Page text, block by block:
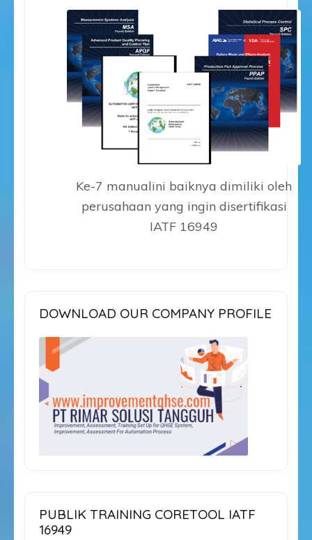
Ke-7 manualini baiknya dimiliki oleh
perusahaan yang ingin disertifikasi
IATF 16949
DOWNLOAD OUR COMPANY PROFILE
PUBLIK TRAINING CORETOOL IATF
16949